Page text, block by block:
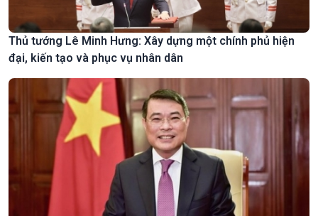
Thủ tướng Lê Minh Hưng: Xây dựng một chính phủ hiện
đại, kiến tạo và phục vụ nhân dân